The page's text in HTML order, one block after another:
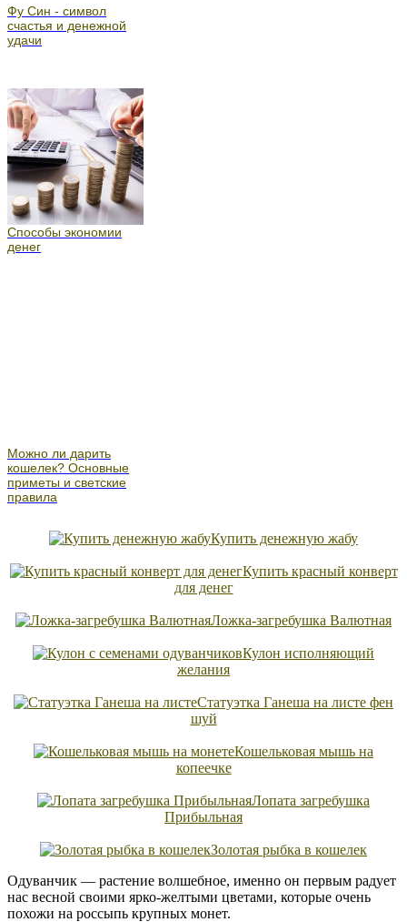
Фу Син - символ
счастья и денежной
удачи
Способы экономии
денег
Можно ли дарить
кошелек? Основные
приметы и светские
правила
Купить денежную жабу
Купить красный конверт
для денег
Ложка-загребушка Валютная
Кулон исполняющий
желания
Статуэтка Ганеша на листе фен
шуй
Кошельковая мышь на
копеечке
Лопата загребушка
Прибыльная
Золотая рыбка в кошелек
Одуванчик — растение волшебное, именно он первым радует
нас весной своими ярко-желтыми цветами, которые очень
похожи на россыпь крупных монет.